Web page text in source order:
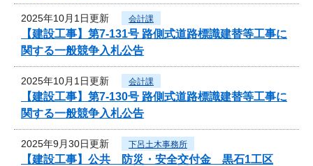
2025年10月1日更新 会計課
【建設工事】第7-131号 路側式道路標識建替等工事に
関する一般競争入札公告
2025年10月1日更新 会計課
【建設工事】第7-130号 路側式道路標識建替等工事に
関する一般競争入札公告
2025年9月30日更新 下呂土木事務所
【建設工事】公共 防災・安全交付金 黒石1工区